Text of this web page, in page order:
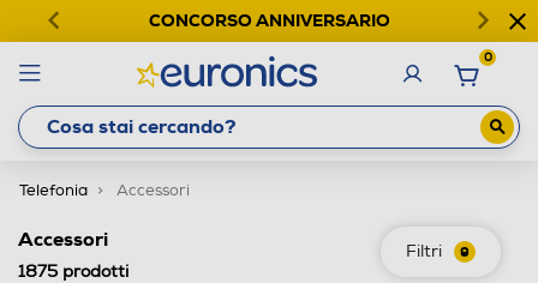
CONCORSO ANNIVERSARIO
0
Telefonia Accessori
Filtri 9
Accessori
1875 prodotti